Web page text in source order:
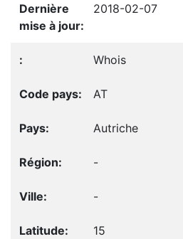
2018-02-07
Whois
AT
Autriche
-
-
15